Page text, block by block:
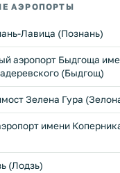
АЭРОПОРТЫ
Лавица (Познань)
аэропорт Быдгоща
(Быдгощ)
Зелена Гура
имени
(Лодзь)